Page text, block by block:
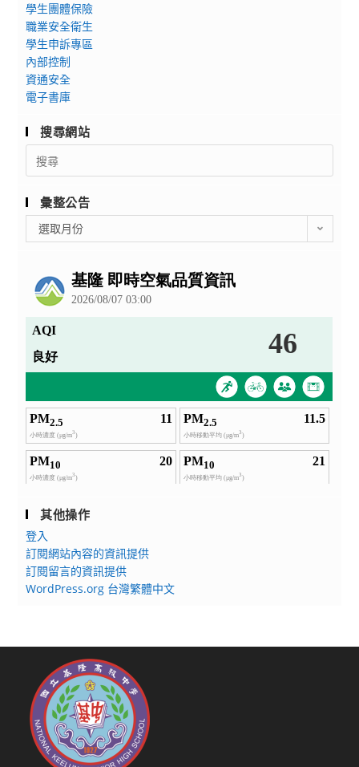
學生團體保險
職業安全衛生
學生申訴專區
內部控制
資通安全
電子書庫
搜尋網站
Search
for:
彙整公告
整
選取月份
其他操作
登入
訂閱網站內容的資訊提供
訂閱留言的資訊提供
WordPress.org 台灣繁體中文